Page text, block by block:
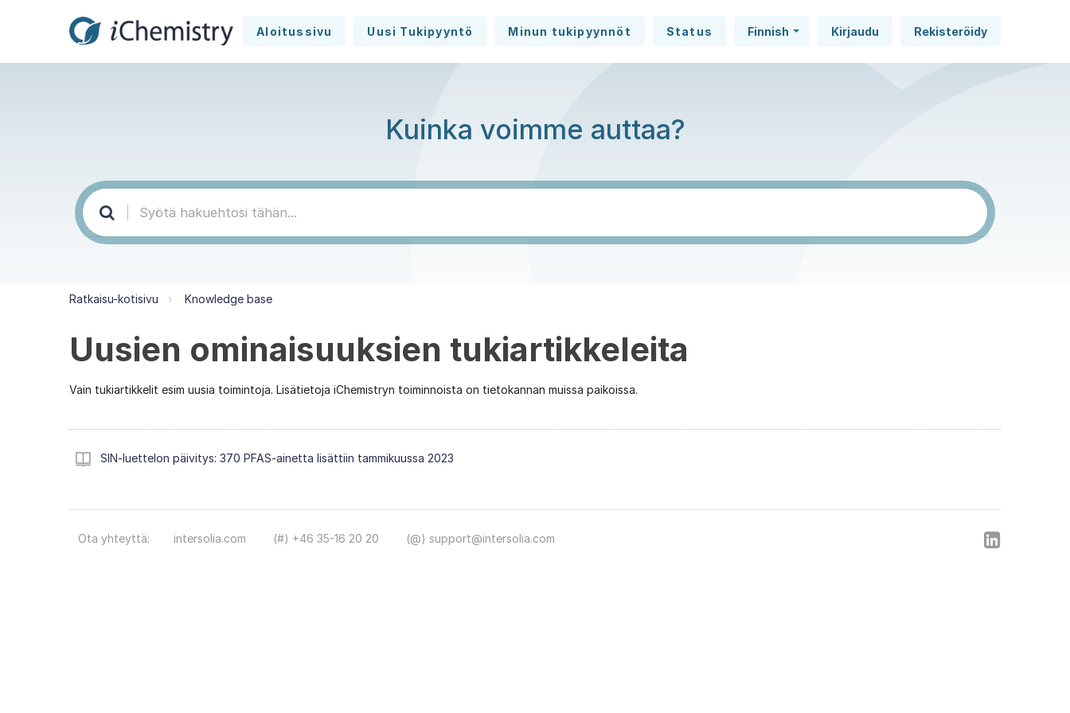
Aloitussivu Uusi Tukipyyntö Minun tukipyynnöt Status Finnish Kirjaudu Rekisteröidy
Kuinka voimme auttaa?
Ratkaisu-kotisivu Knowledge base
Uusien ominaisuuksien tukiartikkeleita
Vain tukiartikkelit esim uusia toimintoja. Lisätietoja iChemistryn toiminnoista on tietokannan muissa paikoissa.
SIN-luettelon päivitys: 370 PFAS-ainetta lisättiin tammikuussa 2023
Ota yhteyttä: intersolia.com (#) +46 35-16 20 20 (@) support@intersolia.com